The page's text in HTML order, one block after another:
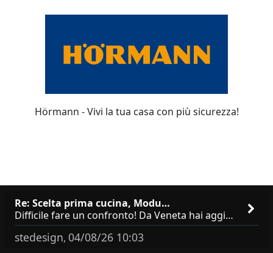
Hörmann - Vivi la tua casa con più sicurezza!
Re: Scelta prima cucina, Modu…
Difficile fare un confronto! Da Veneta hai aggiunto i pensili a tutta altezza e una colonna dispensa da 30, che da soli
stedesign, 04/08/26 10:03